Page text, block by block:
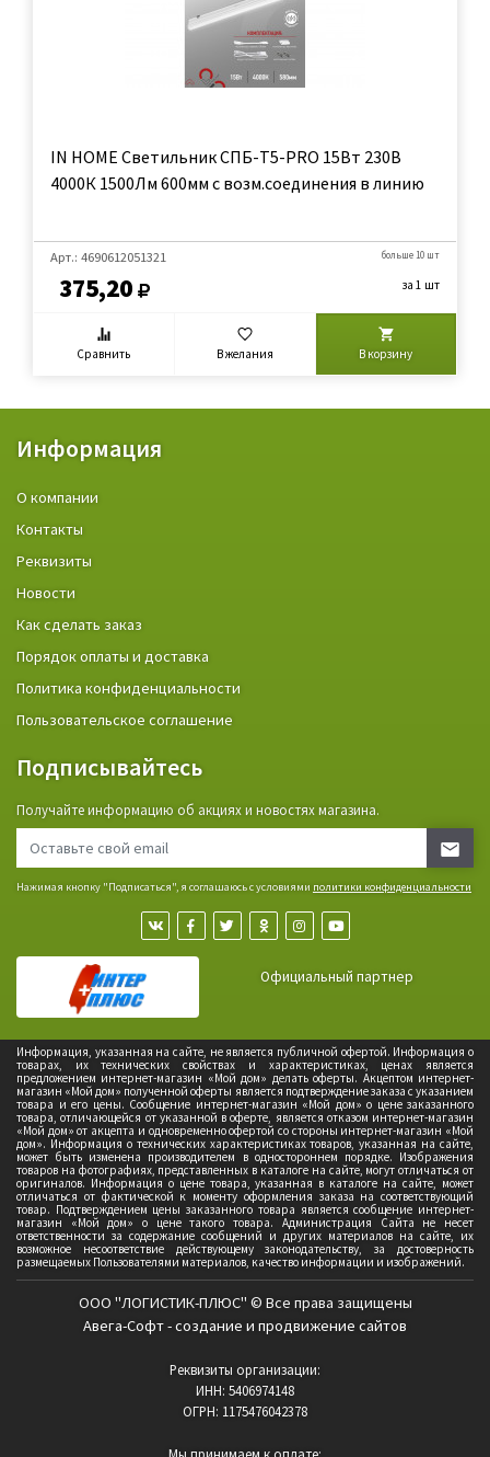
IN HOME Светильник СПБ-Т5-PRO 15Вт 230B
4000К 1500Лм 600мм с возм.соединения в линию
Арт.: 4690612051321
375,20
больше 10 шт
за 1 шт
Сравнить В желания В корзину
Информация
О компании
Контакты
Реквизиты
Новости
Как сделать заказ
Порядок оплаты и доставка
Политика конфиденциальности
Пользовательское соглашение
Подписывайтесь
Получайте информацию об акциях и новостях магазина.
Нажимая кнопку "Подписаться", я соглашаюсь с условиями политики конфиденциальности
Официальный партнер
Информация, указанная на сайте, не является публичной офертой. Информация о
товарах, их технических свойствах и характеристиках, ценах является
предложением интернет-магазин «Мой дом» делать оферты. Акцептом интернет-
магазин «Мой дом» полученной оферты является подтверждение заказа с указанием
товара и его цены. Сообщение интернет-магазин «Мой дом» о цене заказанного
товара, отличающейся от указанной в оферте, является отказом интернет-магазин
«Мой дом» от акцепта и одновременно офертой со стороны интернет-магазин «Мой
дом». Информация о технических характеристиках товаров, указанная на сайте,
может быть изменена производителем в одностороннем порядке. Изображения
товаров на фотографиях, представленных в каталоге на сайте, могут отличаться от
оригиналов. Информация о цене товара, указанная в каталоге на сайте, может
отличаться от фактической к моменту оформления заказа на соответствующий
товар. Подтверждением цены заказанного товара является сообщение интернет-
магазин «Мой дом» о цене такого товара. Администрация Сайта не несет
ответственности за содержание сообщений и других материалов на сайте, их
возможное несоответствие действующему законодательству, за достоверность
размещаемых Пользователями материалов, качество информации и изображений.
ООО "ЛОГИСТИК-ПЛЮС" © Все права защищены
Авега-Софт - создание и продвижение сайтов
Реквизиты организации:
ИНН: 5406974148
ОГРН: 1175476042378